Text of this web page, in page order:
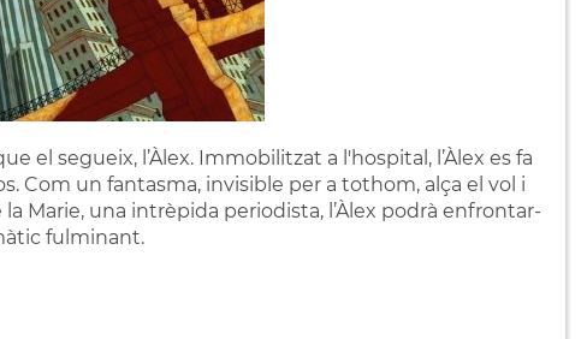
segueix, l’Àlex. Immobilitzat a l'hospital, l’Àlex es fa
Com un fantasma, invisible per a tothom, alça el vol i
Marie, una intrèpida periodista, l’Àlex podrà enfrontar-
fulminant.